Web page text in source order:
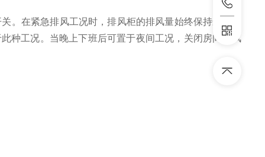
。在紧急排风工况时，排风柜的排风量始终保持最大排
种工况。当晚上下班后可置于夜间工况，关闭房间送风